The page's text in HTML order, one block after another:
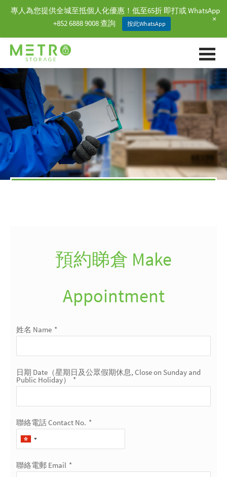
預約睇倉 Make
Appointment
姓名 Name *
日期 Date（星期日及公眾假期休息, Close on Sunday and
Public Holiday） *
聯絡電話 Contact No. *
聯絡電郵 Email *
專人為您提供全城至抵個人化優惠！低至65折 即打或 WhatsApp
+852 6888 9008 查詢
按此WhatsApp +